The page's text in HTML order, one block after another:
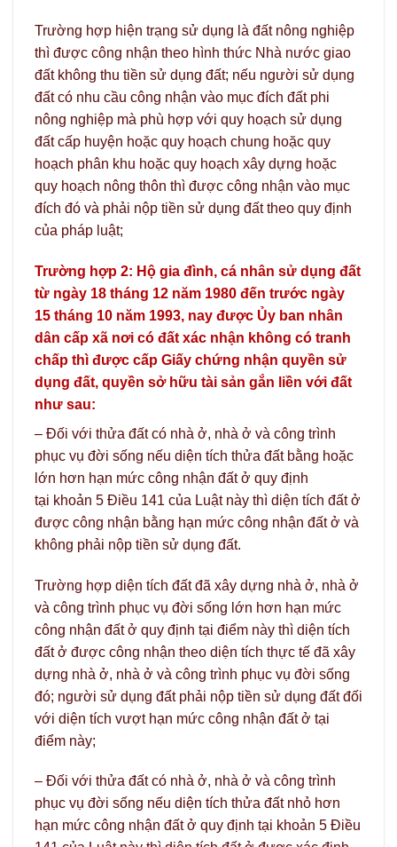
Trường hợp hiện trạng sử dụng là đất nông nghiệp
thì được công nhận theo hình thức Nhà nước giao
đất không thu tiền sử dụng đất; nếu người sử dụng
đất có nhu cầu công nhận vào mục đích đất phi
nông nghiệp mà phù hợp với quy hoạch sử dụng
đất cấp huyện hoặc quy hoạch chung hoặc quy
hoạch phân khu hoặc quy hoạch xây dựng hoặc
quy hoạch nông thôn thì được công nhận vào mục
đích đó và phải nộp tiền sử dụng đất theo quy định
của pháp luật;
Trường hợp 2: Hộ gia đình, cá nhân sử dụng đất
từ ngày 18 tháng 12 năm 1980 đến trước ngày
15 tháng 10 năm 1993, nay được Ủy ban nhân
dân cấp xã nơi có đất xác nhận không có tranh
chấp thì được cấp Giấy chứng nhận quyền sử
dụng đất, quyền sở hữu tài sản gắn liền với đất
như sau:
– Đối với thửa đất có nhà ở, nhà ở và công trình
phục vụ đời sống nếu diện tích thửa đất bằng hoặc
lớn hơn hạn mức công nhận đất ở quy định
tại khoản 5 Điều 141 của Luật này thì diện tích đất ở
được công nhận bằng hạn mức công nhận đất ở và
không phải nộp tiền sử dụng đất.
Trường hợp diện tích đất đã xây dựng nhà ở, nhà ở
và công trình phục vụ đời sống lớn hơn hạn mức
công nhận đất ở quy định tại điểm này thì diện tích
đất ở được công nhận theo diện tích thực tế đã xây
dựng nhà ở, nhà ở và công trình phục vụ đời sống
đó; người sử dụng đất phải nộp tiền sử dụng đất đối
với diện tích vượt hạn mức công nhận đất ở tại
điểm này;
– Đối với thửa đất có nhà ở, nhà ở và công trình
phục vụ đời sống nếu diện tích thửa đất nhỏ hơn
hạn mức công nhận đất ở quy định tại khoản 5 Điều